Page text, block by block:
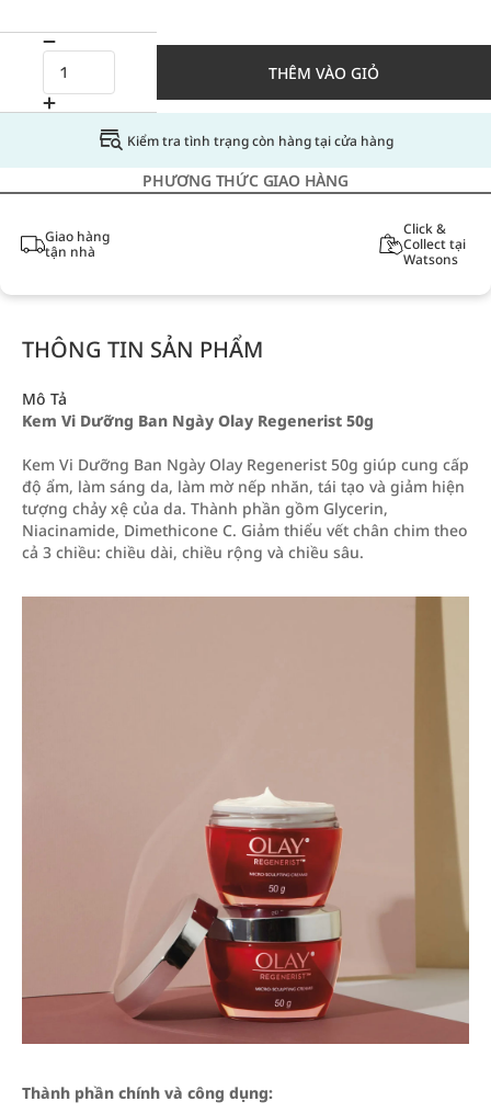
THÊM VÀO GIỎ
Kiểm tra tình trạng còn hàng tại cửa hàng
PHƯƠNG THỨC GIAO HÀNG
Giao hàng
tận nhà
Click &
Collect tại
Watsons
THÔNG TIN SẢN PHẨM
Mô Tả
Kem Vi Dưỡng Ban Ngày Olay Regenerist 50g
Kem Vi Dưỡng Ban Ngày Olay Regenerist 50g giúp cung cấp
độ ẩm, làm sáng da, làm mờ nếp nhăn, tái tạo và giảm hiện
tượng chảy xệ của da. Thành phần gồm Glycerin,
Niacinamide, Dimethicone C. Giảm thiểu vết chân chim theo
cả 3 chiều: chiều dài, chiều rộng và chiều sâu.
Thành phần chính và công dụng: